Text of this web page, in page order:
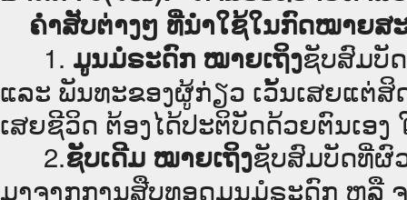
ຄຳສັບຕ່າງໆ ທີ່ນຳໃຊ້ໃນກົດໝາຍ
1. ມູນມໍຣະດົກ ໝາຍເຖິງຊັບສົມບັ
ແລະ ພັນທະຂອງຜູ້ກ່ຽວ ເວັ້ນເສຍແຕ່
ເສຍຊີວິດ ຕ້ອງໄດ້ປະຕິບັດດ້ວຍຕົນເອ
2.ຊັບເດີມ ໝາຍເຖິງຊັບສົມບັດທີ່ຜົ
ມາຈາກການສືບທອດມູນມໍຣະດົກ ຫລື